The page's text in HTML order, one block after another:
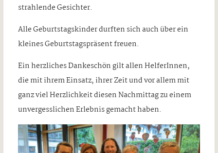
strahlende Gesichter.
Alle Geburtstagskinder durften sich auch über ein
kleines Geburtstagspräsent freuen.
Ein herzliches Dankeschön gilt allen HelferInnen,
die mit ihrem Einsatz, ihrer Zeit und vor allem mit
ganz viel Herzlichkeit diesen Nachmittag zu einem
unvergesslichen Erlebnis gemacht haben.